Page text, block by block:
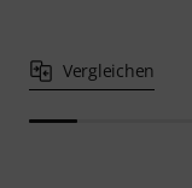
Vergleichen